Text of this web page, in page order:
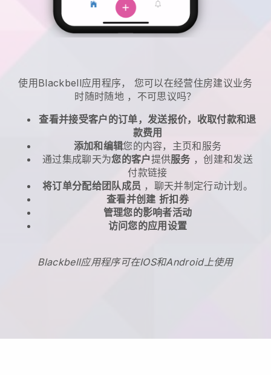
使用 Blackbell应用程序， 您可以在经营住房建议业务
时随时随地 ，不可思议吗？
查看并接受客户的订单，发送报价，收取付款和退
款费用
添加和编辑您的内容，主页和服务
通过集成聊天为您的客户提供服务 ，创建和发送
付款链接
将订单分配给团队成员 ，聊天并制定行动计划。
查看并创建 折扣券
管理您的影响者活动
访问您的应用设置
Blackbell应用程序可在IOS和Android上使用